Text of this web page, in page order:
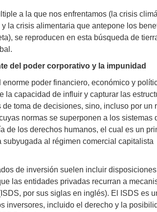
a la que nos enfrentamos (la crisis
la crisis alimentaria que antepone los
se reproducen en esta búsqueda de
del poder corporativo y la impunidad
poder financiero, económico y
la capacidad de influir y capturar las
toma de decisiones, sino, incluso por un
normas se superponen a los sistemas
de los derechos humanos, el cual es un
al régimen comercial capitalista
de inversión suelen incluir disposiciones
las entidades privadas recurran a
por sus siglas en inglés). El ISDS es
inversores, incluido el derecho y la